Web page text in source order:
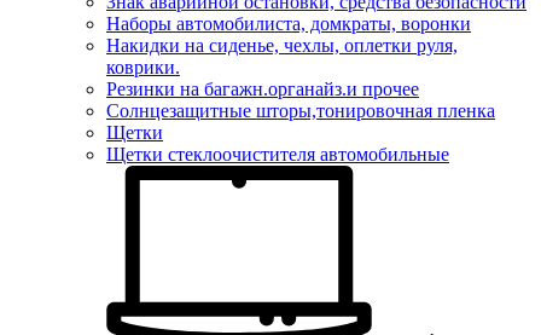
Наборы автомобилиста, домкраты, воронки
Накидки на сиденье, чехлы, оплетки руля,
коврики.
Резинки на багажн.органайз.и прочее
Солнцезащитные шторы,тонировочная пленка
Щетки
Щетки стеклоочистителя автомобильные